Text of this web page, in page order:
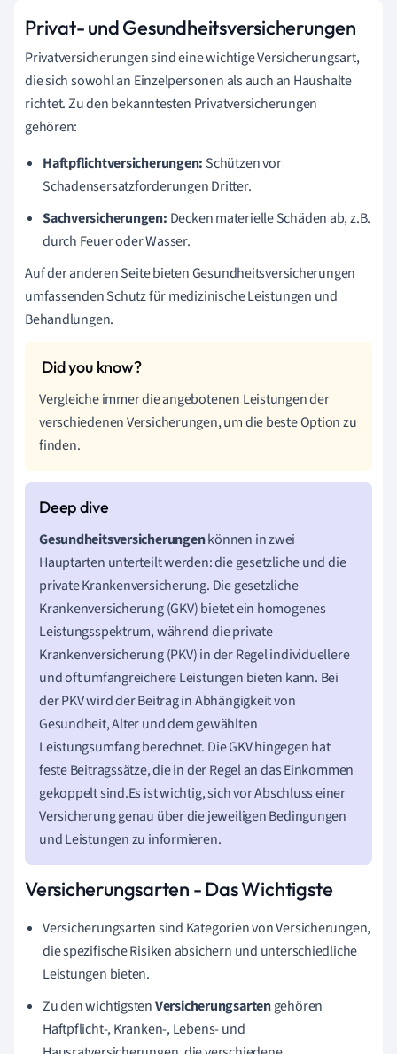
Privat- und Gesundheitsversicherungen
Privatversicherungen sind eine wichtige Versicherungsart,
die sich sowohl an Einzelpersonen als auch an Haushalte
richtet. Zu den bekanntesten Privatversicherungen
gehören:
Haftpflichtversicherungen: Schützen vor
Schadensersatzforderungen Dritter.
Sachversicherungen: Decken materielle Schäden ab, z.B.
durch Feuer oder Wasser.
Auf der anderen Seite bieten Gesundheitsversicherungen
umfassenden Schutz für medizinische Leistungen und
Behandlungen.
Vergleiche immer die angebotenen Leistungen der
verschiedenen Versicherungen, um die beste Option zu
finden.
Gesundheitsversicherungenkönnen in zwei
Hauptarten unterteilt werden: die gesetzliche und die
private Krankenversicherung. Die gesetzliche
Krankenversicherung (GKV) bietet ein homogenes
Leistungsspektrum, während die private
Krankenversicherung (PKV) in der Regel individuellere
und oft umfangreichere Leistungen bieten kann. Bei
der PKV wird der Beitrag in Abhängigkeit von
Gesundheit, Alter und dem gewählten
Leistungsumfang berechnet. Die GKV hingegen hat
feste Beitragssätze, die in der Regel an das Einkommen
gekoppelt sind.Es ist wichtig, sich vor Abschluss einer
Versicherung genau über die jeweiligen Bedingungen
und Leistungen zu informieren.
Versicherungsarten - Das Wichtigste
Versicherungsarten sind Kategorien von Versicherungen,
die spezifische Risiken absichern und unterschiedliche
Leistungen bieten.
Zu den wichtigstenVersicherungsartengehören
Haftpflicht-, Kranken-, Lebens- und